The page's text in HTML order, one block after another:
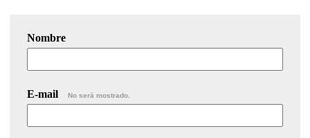
Nombre
E-mail No será mostrado.